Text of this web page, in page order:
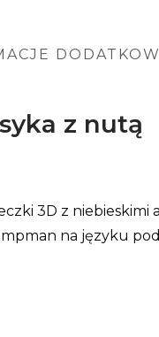
z nutą
3D z niebieskimi
na języku